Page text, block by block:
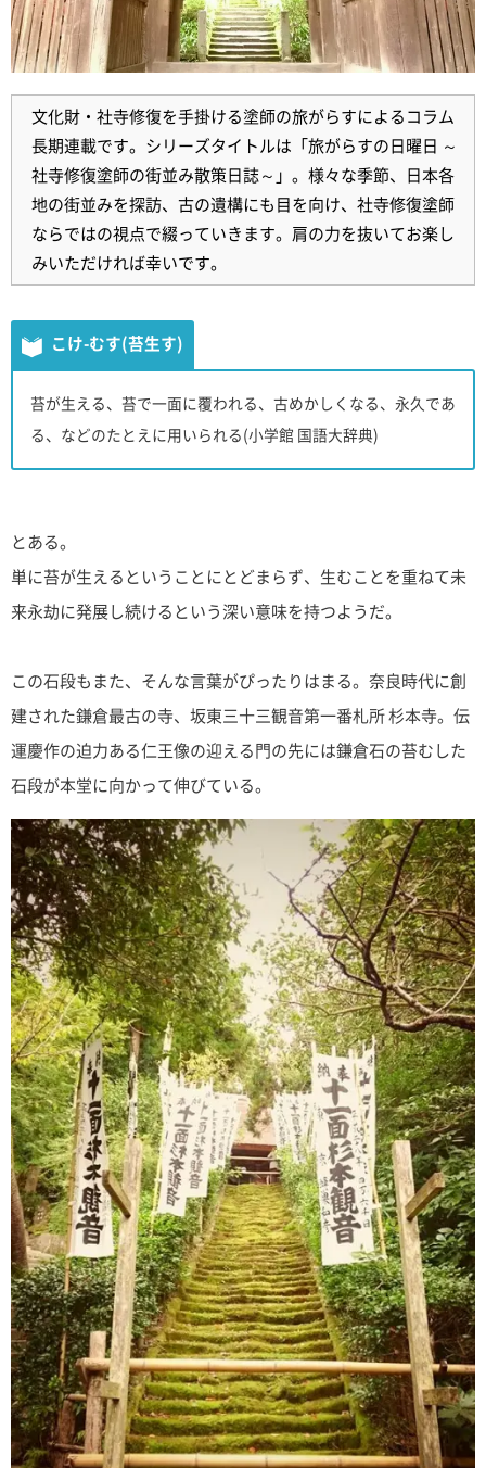
文化財・社寺修復を手掛ける塗師の旅がらすによるコラム
長期連載です。シリーズタイトルは「旅がらすの日曜日 ～
社寺修復塗師の街並み散策日誌～」。様々な季節、日本各
地の街並みを探訪、古の遺構にも目を向け、社寺修復塗師
ならではの視点で綴っていきます。肩の力を抜いてお楽し
みいただければ幸いです。
こけ-むす(苔生す)
苔が生える、苔で一面に覆われる、古めかしくなる、永久であ
る、などのたとえに用いられる(小学館 国語大辞典)
とある。
単に苔が生えるということにとどまらず、生むことを重ねて未
来永劫に発展し続けるという深い意味を持つようだ。
この石段もまた、そんな言葉がぴったりはまる。奈良時代に創
建された鎌倉最古の寺、坂東三十三観音第一番札所 杉本寺。伝
運慶作の迫力ある仁王像の迎える門の先には鎌倉石の苔むした
石段が本堂に向かって伸びている。